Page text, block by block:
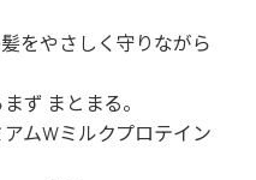
をやさしく守りながら
ず まとまる。
ムWミルクプロテイン